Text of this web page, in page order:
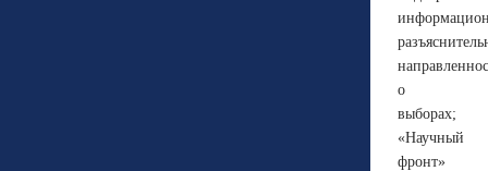
о
выборах;
«Научный
фронт»